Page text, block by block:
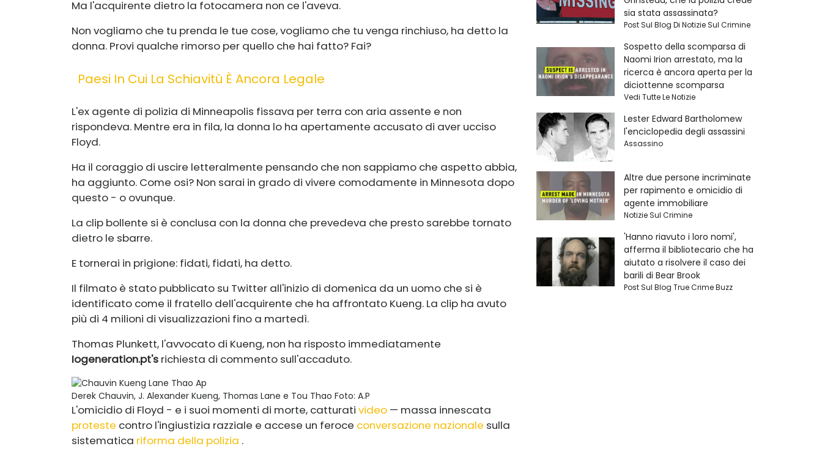
Ma l'acquirente dietro la fotocamera non ce l'aveva.
Non vogliamo che tu prenda le tue cose, vogliamo che tu venga rinchiuso, ha detto la
donna. Provi qualche rimorso per quello che hai fatto? Fai?
Paesi In Cui La Schiavitù È Ancora Legale
L'ex agente di polizia di Minneapolis fissava per terra con aria assente e non
rispondeva. Mentre era in fila, la donna lo ha apertamente accusato di aver ucciso
Floyd.
Ha il coraggio di uscire letteralmente pensando che non sappiamo che aspetto abbia,
ha aggiunto. Come osi? Non sarai in grado di vivere comodamente in Minnesota dopo
questo - o ovunque.
La clip bollente si è conclusa con la donna che prevedeva che presto sarebbe tornato
dietro le sbarre.
E tornerai in prigione: fidati, fidati, ha detto.
Il filmato è stato pubblicato su Twitter all'inizio di domenica da un uomo che si è
identificato come il fratello dell'acquirente che ha affrontato Kueng. La clip ha avuto
più di 4 milioni di visualizzazioni fino a martedì.
Thomas Plunkett, l'avvocato di Kueng, non ha risposto immediatamente
Iogeneration.pt's richiesta di commento sull'accaduto.
Derek Chauvin, J. Alexander Kueng, Thomas Lane e Tou Thao Foto: A.P
L'omicidio di Floyd - e i suoi momenti di morte, catturati video — massa innescata
proteste contro l'ingiustizia razziale e accese un feroce conversazione nazionale sulla
sistematica riforma della polizia .
sia stata assassinata?
Post Sul Blog Di Notizie Sul Crimine
Sospetto della scomparsa di
Naomi Irion arrestato, ma la
ricerca è ancora aperta per la
diciottenne scomparsa
Vedi Tutte Le Notizie
Lester Edward Bartholomew
l'enciclopedia degli assassini
Assassino
Altre due persone incriminate
per rapimento e omicidio di
agente immobiliare
Notizie Sul Crimine
'Hanno riavuto i loro nomi',
afferma il bibliotecario che ha
aiutato a risolvere il caso dei
barili di Bear Brook
Post Sul Blog True Crime Buzz